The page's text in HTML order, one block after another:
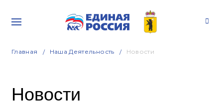
Главная Наша Деятельность Новости
Новости